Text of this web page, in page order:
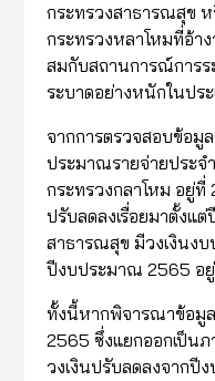
กระทรวงสาธารณสุข
กระทรวงหลาโหมที่อ้า
สมกับสถานการณ์การร
ระบาดอย่างหนักในประ
จากการตรวจสอบข้อมู
ประมาณรายจ่ายประ
กระทรวงกลาโหม อยู่ที่
ปรับลดลงเรื่อยมาตั้งแ
สาธารณสุข มีวงเงินง
ปีงบประมาณ 2565 อ
ทั้งนี้หากพิจารณาข้อมู
2565 ซึ่งแยกออกเป็น
วงเงินปรับลดลงจากปี